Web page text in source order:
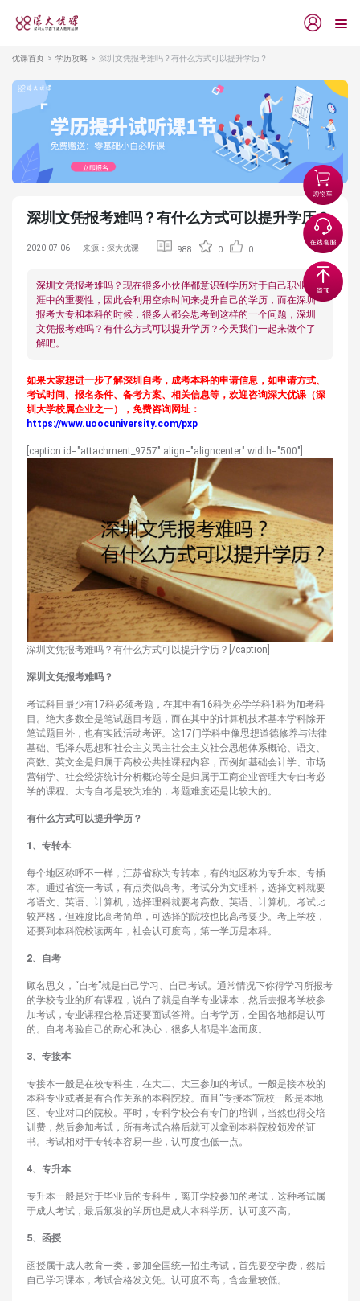
优课首页 学历攻略 深圳文凭报考难吗？有什么方式可以提升学历？
深圳文凭报考难吗？有什么方式可以提升学历？
2020-07-06 来源：深大优课 988 0 0
深圳文凭报考难吗？现在很多小伙伴都意识到学历对于自己职业生
涯中的重要性，因此会利用空余时间来提升自己的学历，而在深圳
报考大专和本科的时候，很多人都会思考到这样的一个问题，深圳
文凭报考难吗？有什么方式可以提升学历？今天我们一起来做个了
解吧。
如果大家想进一步了解深圳自考，成考本科的申请信息，如申请方式、
考试时间、报名条件、备考方案、相关信息等，欢迎咨询深大优课（深
圳大学校属企业之一），免费咨询网址：
https://www.uoocuniversity.com/pxp
[caption id="attachment_9757" align="aligncenter" width="500"]
深圳文凭报考难吗？有什么方式可以提升学历？[/caption]
深圳文凭报考难吗？
考试科目最少有17科必须考题，在其中有16科为必学学科1科为加考科
目。绝大多数全是笔试题目考题，而在其中的计算机技术基本学科除开
笔试题目外，也有实践活动考评。这17门学科中像思想道德修养与法律
基础、毛泽东思想和社会主义民主社会主义社会思想体系概论、语文、
高数、英文全是归属于高校公共性课程内容，而例如基础会计学、市场
营销学、社会经济统计分析概论等全是归属于工商企业管理大专自考必
学的课程。大专自考是较为难的，考题难度还是比较大的。
有什么方式可以提升学历？
1、专转本
每个地区称呼不一样，江苏省称为专转本，有的地区称为专升本、专插
本。通过省统一考试，有点类似高考。考试分为文理科，选择文科就要
考语文、英语、计算机，选择理科就要考高数、英语、计算机。考试比
较严格，但难度比高考简单，可选择的院校也比高考要少。考上学校，
还要到本科院校读两年，社会认可度高，第一学历是本科。
2、自考
顾名思义，“自考”就是自己学习、自己考试。通常情况下你得学习所报考
的学校专业的所有课程，说白了就是自学专业课本，然后去报考学校参
加考试，专业课程合格后还要面试答辩。自考学历，全国各地都是认可
的。自考考验自己的耐心和决心，很多人都是半途而废。
3、专接本
专接本一般是在校专科生，在大二、大三参加的考试。一般是接本校的
本科专业或者是有合作关系的本科院校。而且“专接本”院校一般是本地
区、专业对口的院校。平时，专科学校会有专门的培训，当然也得交培
训费，然后参加考试，所有考试合格后就可以拿到本科院校颁发的证
书。考试相对于专转本容易一些，认可度也低一点。
4、专升本
专升本一般是对于毕业后的专科生，离开学校参加的考试，这种考试属
于成人考试，最后颁发的学历也是成人本科学历。认可度不高。
5、函授
函授属于成人教育一类，参加全国统一招生考试，首先要交学费，然后
自己学习课本，考试合格发文凭。认可度不高，含金量较低。